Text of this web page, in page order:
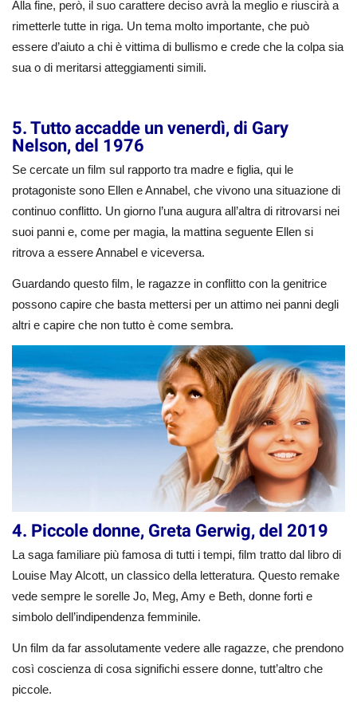
Alla fine, però, il suo carattere deciso avrà la meglio e riuscirà a
rimetterle tutte in riga. Un tema molto importante, che può
essere d’aiuto a chi è vittima di bullismo e crede che la colpa sia
sua o di meritarsi atteggiamenti simili.
5. Tutto accadde un venerdì, di Gary
Nelson, del 1976
Se cercate un film sul rapporto tra madre e figlia, qui le
protagoniste sono Ellen e Annabel, che vivono una situazione di
continuo conflitto. Un giorno l’una augura all’altra di ritrovarsi nei
suoi panni e, come per magia, la mattina seguente Ellen si
ritrova a essere Annabel e viceversa.
Guardando questo film, le ragazze in conflitto con la genitrice
possono capire che basta mettersi per un attimo nei panni degli
altri e capire che non tutto è come sembra.
4. Piccole donne, Greta Gerwig, del 2019
La saga familiare più famosa di tutti i tempi, film tratto dal libro di
Louise May Alcott, un classico della letteratura. Questo remake
vede sempre le sorelle Jo, Meg, Amy e Beth, donne forti e
simbolo dell’indipendenza femminile.
Un film da far assolutamente vedere alle ragazze, che prendono
così coscienza di cosa significhi essere donne, tutt’altro che
piccole.